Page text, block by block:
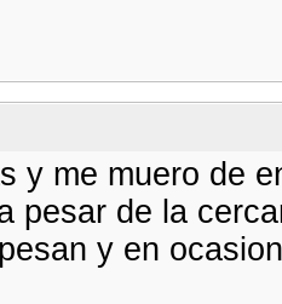
y me muero de
pesar de la
y en